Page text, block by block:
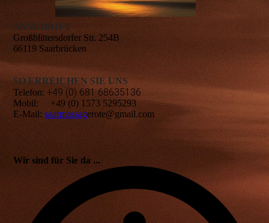
ANSCHRIFT
Großblittersdorfer Str. 254B
66119 Saarbrücken
SO ERREICHEN SIE UNS
Telefon: +49 (0) 681 68635136
Mobil: +49 (0) 1573 5295293
E-Mail: saarmassagerote@gmail.com
Wir sind für Sie da ...